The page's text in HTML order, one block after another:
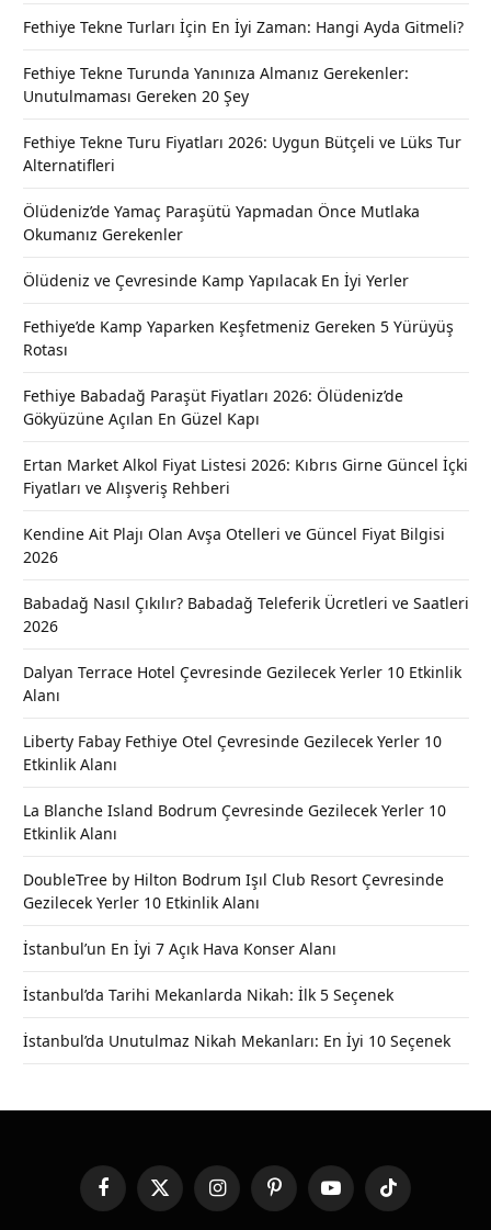
Fethiye Tekne Turları İçin En İyi Zaman: Hangi Ayda Gitmeli?
Fethiye Tekne Turunda Yanınıza Almanız Gerekenler:
Unutulmaması Gereken 20 Şey
Fethiye Tekne Turu Fiyatları 2026: Uygun Bütçeli ve Lüks Tur
Alternatifleri
Ölüdeniz’de Yamaç Paraşütü Yapmadan Önce Mutlaka
Okumanız Gerekenler
Ölüdeniz ve Çevresinde Kamp Yapılacak En İyi Yerler
Fethiye’de Kamp Yaparken Keşfetmeniz Gereken 5 Yürüyüş
Rotası
Fethiye Babadağ Paraşüt Fiyatları 2026: Ölüdeniz’de
Gökyüzüne Açılan En Güzel Kapı
Ertan Market Alkol Fiyat Listesi 2026: Kıbrıs Girne Güncel İçki
Fiyatları ve Alışveriş Rehberi
Kendine Ait Plajı Olan Avşa Otelleri ve Güncel Fiyat Bilgisi
2026
Babadağ Nasıl Çıkılır? Babadağ Teleferik Ücretleri ve Saatleri
2026
Dalyan Terrace Hotel Çevresinde Gezilecek Yerler 10 Etkinlik
Alanı
Liberty Fabay Fethiye Otel Çevresinde Gezilecek Yerler 10
Etkinlik Alanı
La Blanche Island Bodrum Çevresinde Gezilecek Yerler 10
Etkinlik Alanı
DoubleTree by Hilton Bodrum Işıl Club Resort Çevresinde
Gezilecek Yerler 10 Etkinlik Alanı
İstanbul’un En İyi 7 Açık Hava Konser Alanı
İstanbul’da Tarihi Mekanlarda Nikah: İlk 5 Seçenek
İstanbul’da Unutulmaz Nikah Mekanları: En İyi 10 Seçenek
FacebookX
(Twitter)
InstagramPinterestYouTubeTikTok